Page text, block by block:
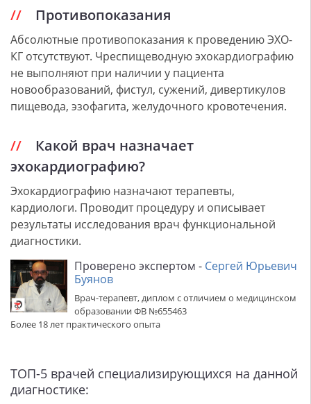
Противопоказания
Абсолютные противопоказания к проведению ЭХО-
КГ отсутствуют. Чреспищеводную эхокардиографию
не выполняют при наличии у пациента
новообразований, фистул, сужений, дивертикулов
пищевода, эзофагита, желудочного кровотечения.
Какой врач назначает
эхокардиографию?
Эхокардиографию назначают терапевты,
кардиологи. Проводит процедуру и описывает
результаты исследования врач функциональной
диагностики.
Проверено экспертом - Сергей Юрьевич
Буянов
Врач-терапевт, диплом с отличием о медицинском
образовании ФВ №655463
Более 18 лет практического опыта
ТОП-5 врачей специализирующихся на данной
диагностике: